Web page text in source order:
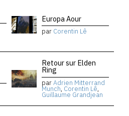
Europa Aour
par Corentin Lê
Retour sur Elden
Ring
parAdrien Mitterrand
Munch, Corentin Lê,
Guillaume Grandjean